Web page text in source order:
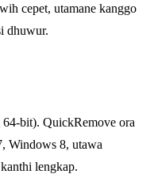
cepet, utamane kanggo
dhuwur.
bit). QuickRemove ora
Windows 8, utawa
lengkap.